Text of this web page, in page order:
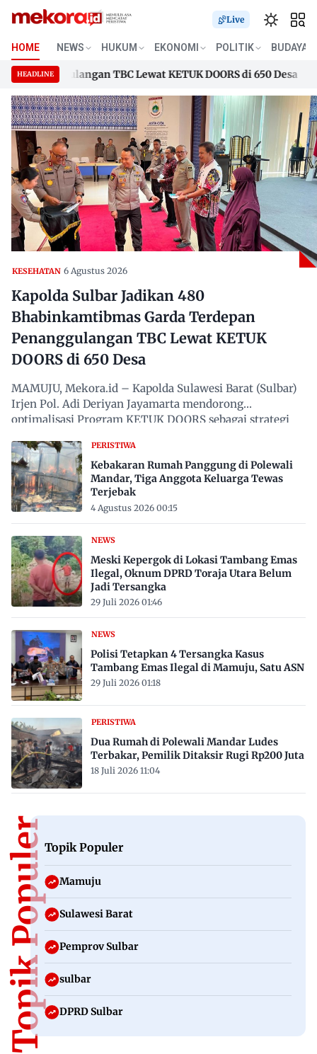
Skip
content
Live
HOME NEWS HUKUM EKONOMI POLITIK BUDAYA
HEADLINE TBC Lewat KETUK DOORS di 650 Desa
TBC Lewat KETUK DOORS di 650 Desa
KESEHATAN 6 Agustus 2026
Kapolda Sulbar Jadikan 480
Bhabinkamtibmas Garda Terdepan
Penanggulangan TBC Lewat KETUK
DOORS di 650 Desa
MAMUJU, Mekora.id – Kapolda Sulawesi Barat (Sulbar)
Irjen Pol. Adi Deriyan Jayamarta mendorong
optimalisasi Program KETUK DOORS sebagai strategi
PERISTIWA
Kebakaran Rumah Panggung di Polewali
Mandar, Tiga Anggota Keluarga Tewas
Terjebak
4 Agustus 2026 00:15
NEWS
Meski Kepergok di Lokasi Tambang Emas
Ilegal, Oknum DPRD Toraja Utara Belum
Jadi Tersangka
29 Juli 2026 01:46
NEWS
Polisi Tetapkan 4 Tersangka Kasus
Tambang Emas Ilegal di Mamuju, Satu ASN
29 Juli 2026 01:18
PERISTIWA
Dua Rumah di Polewali Mandar Ludes
Terbakar, Pemilik Ditaksir Rugi Rp200 Juta
18 Juli 2026 11:04
Topik PopulerTopik Populer
Mamuju
Sulawesi Barat
Pemprov Sulbar
sulbar
DPRD Sulbar